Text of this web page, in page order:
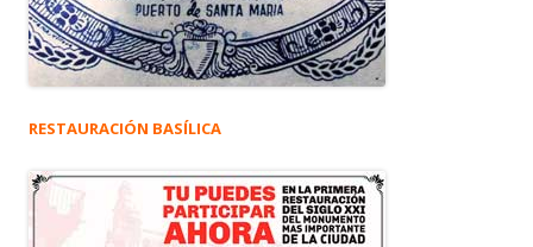
RESTAURACIÓN BASÍLICA